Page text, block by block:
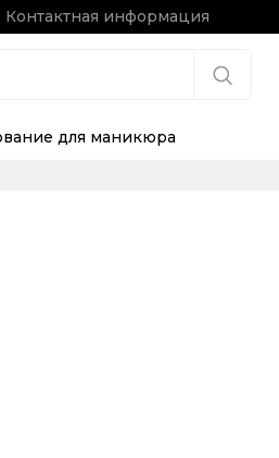
Контактная информация
для маникюра